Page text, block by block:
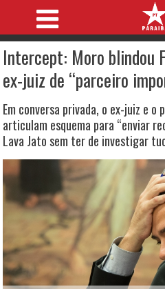
Intercept: Moro blindou
ex-juiz de “parceiro
Em conversa privada, o ex-juiz e
articulam esquema para “enviar
Lava Jato sem ter de investigar